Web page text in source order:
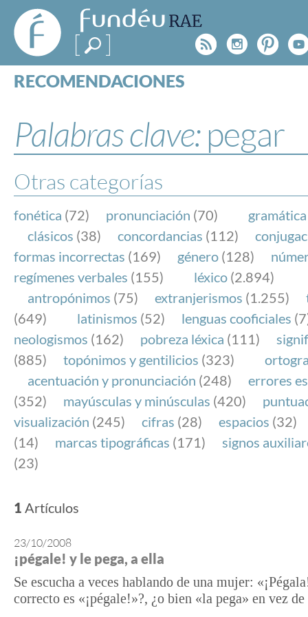
FundéuRAE
- Fundación
del Español
Urgente
Rss
RECOMENDACIONES
ESPECIALES
BLOG
NOTICIAS
SOBRE LA FUNDÉURAE
FundéuRAE es una fundación patrocinada por la
y la Real Academia Española, cuyo objetivo es
el buen uso del español en los medios de
Internet.
Palabras clave: pegar
Otras categorías
fonética (72) pronunciación (70) gramática
clásicos (38) concordancias (112)
formas incorrectas (169) género (128)
regímenes verbales (155) léxico (2.894)
antropónimos (75) extranjerismos (1.255)
(649)
latinismos (52) lenguas cooficiales
neologismos (162) pobreza léxica (111)
(885)
topónimos y gentilicios (323)
acentuación y pronunciación (248)
errores
(352)
mayúsculas y minúsculas (420)
visualización (245) cifras (28) espacios (32)
(14)
marcas tipográficas (171)
signos
(23)
1 Artículos
23/10/2008
¡pégale! y le pega, a ella
Se escucha a veces hablando de una mujer:
correcto es «¡pégale!»?, ¿o bien «la pega» en vez